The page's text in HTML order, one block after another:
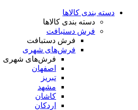
دسته بندی کالاها
دسته بندی کالاها
فرش دستبافت
فرش دستبافت
فرش‌های شهری
فرش‌های شهری
اصفهان
تبریز
مشهد
کاشان
اردکان